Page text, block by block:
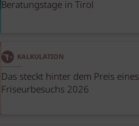
Beratungstage in Tirol
KALKULATION
Das steckt hinter dem Preis eines
Friseurbesuchs 2026